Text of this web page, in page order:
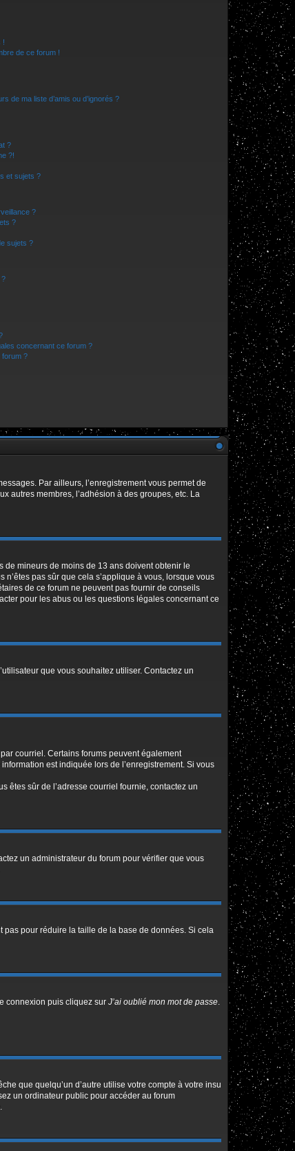
!
de ce forum !
de ma liste d’amis ou d’ignorés ?
?
?!
et sujets ?
?
?
sujets ?
?
concernant ce forum ?
forum ?
Par ailleurs, l’enregistrement vous permet de
autres membres, l’adhésion à des groupes, etc. La
mineurs de moins de 13 ans doivent obtenir le
pas sûr que cela s’applique à vous, lorsque vous
de ce forum ne peuvent pas fournir de conseils
pour les abus ou les questions légales concernant ce
que vous souhaitez utiliser. Contactez un
courriel. Certains forums peuvent également
est indiquée lors de l’enregistrement. Si vous
êtes sûr de l’adresse courriel fournie, contactez un
un administrateur du forum pour vérifier que vous
pas pour réduire la taille de la base de données. Si cela
connexion puis cliquez sur J’ai oublié mon mot de passe.
que quelqu’un d’autre utilise votre compte à votre insu
un ordinateur public pour accéder au forum